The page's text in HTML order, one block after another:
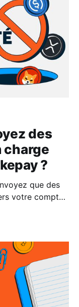
des
charge
?
que des
votre compte
pas savoir s'il